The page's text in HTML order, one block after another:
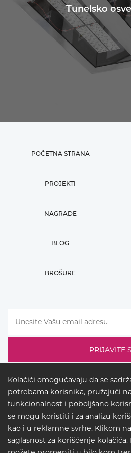
Tunelsko
POČETNA STRANA
PROJEKTI
NAGRADE
BLOG
BROŠURE
LEGAL
Kolačići omogućavaju da se
potrebama korisnika, pružajući
funkcionalnost i poboljšano
se mogu koristiti i za analizu
kao i u reklamne svrhe. Klikom
saglasnost za korišćenje kolačića.